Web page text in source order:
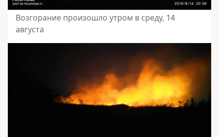
Возгорание произошло утром в среду, 14
августа